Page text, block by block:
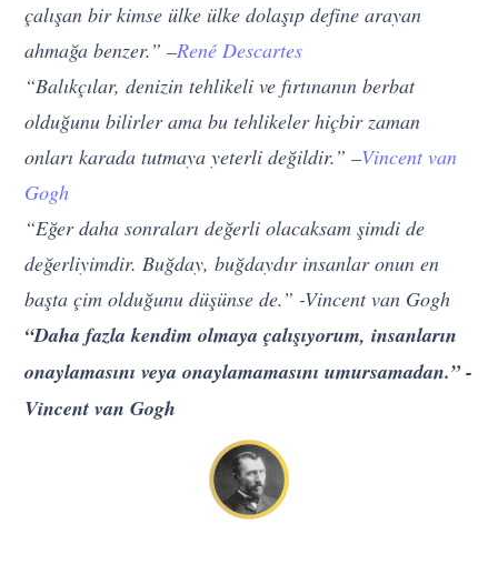
çalışan bir kimse ülke ülke dolaşıp define arayan
ahmağa benzer.” –René Descartes
“Balıkçılar, denizin tehlikeli ve fırtınanın berbat
olduğunu bilirler ama bu tehlikeler hiçbir zaman
onları karada tutmaya yeterli değildir.” –Vincent van
Gogh
“Eğer daha sonraları değerli olacaksam şimdi de
değerliyimdir. Buğday, buğdaydır insanlar onun en
başta çim olduğunu düşünse de.” -Vincent van Gogh
“Daha fazla kendim olmaya çalışıyorum, insanların
onaylamasını veya onaylamamasını umursamadan.” -
Vincent van Gogh